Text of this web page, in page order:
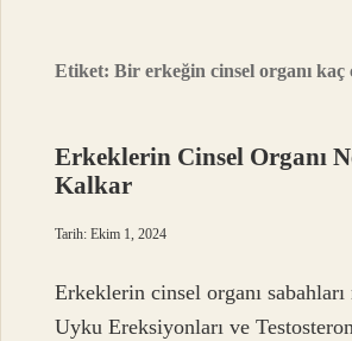
Etiket:Bir erkeğin cinsel organı kaç
Erkeklerin Cinsel Organı
Kalkar
Tarih: Ekim 1, 2024
Erkeklerin cinsel organı
Uyku Ereksiyonları ve